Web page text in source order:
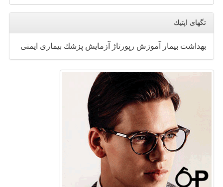
تگهای اپتیك
بهداشت بیمار آموزش رپورتاژ آزمایش پزشك بیماری ایمنی